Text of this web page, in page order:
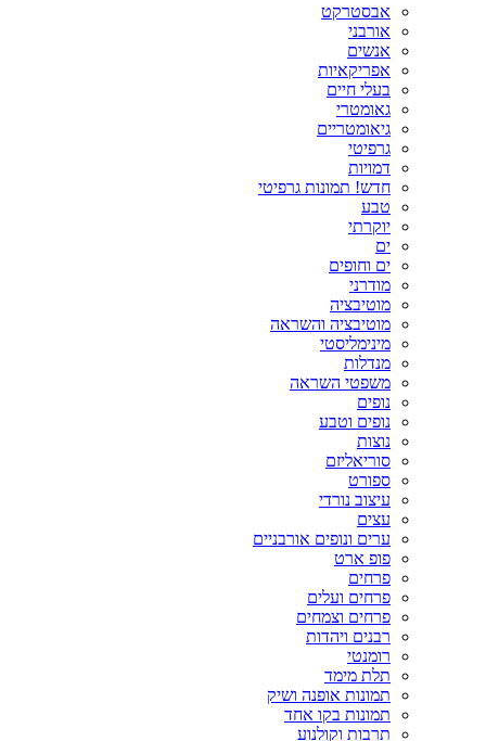
אבסטרקט
אורבני
אנשים
אפריקאיות
בעלי חיים
גאומטרי
גיאומטריים
גרפיטי
דמויות
חדש! תמונות גרפיטי
טבע
יוקרתי
ים
ים וחופים
מודרני
מוטיבציה
מוטיבציה והשראה
מינימליסטי
מנדלות
משפטי השראה
נופים
נופים וטבע
נוצות
סוריאליזם
ספורט
עיצוב נורדי
עצים
ערים ונופים אורבניים
פופ ארט
פרחים
פרחים ועלים
פרחים וצמחים
רבנים ויהדות
רומנטי
תלת מימד
תמונות אופנה ושיק
תמונות בקו אחד
תרבות וקולנוע